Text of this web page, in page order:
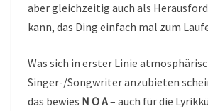
aber gleichzeitig auch als
kann, das Ding einfach mal zum
Was sich in erster Linie
Singer-/Songwriter anzubieten
das bewies N O A– auch für die